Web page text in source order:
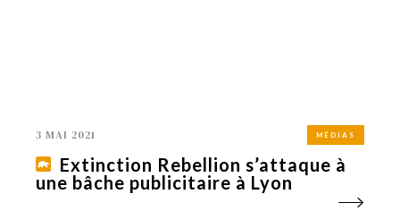
3 MAI 2021 MÉDIAS
Extinction Rebellion s’attaque à
une bâche publicitaire à Lyon